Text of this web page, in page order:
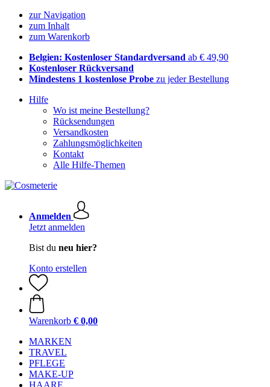
zur Navigation
zum Inhalt
zum Warenkorb
Belgien: Kostenloser Standardversand ab € 49,90
Kostenloser Rückversand
Mindestens 1 kostenlose Probe zu jeder Bestellung
Hilfe
Wo ist meine Bestellung?
Rücksendungen
Versandkosten
Zahlungsmöglichkeiten
Kontakt
Alle Hilfe-Themen
Anmelden
Jetzt anmelden
Bist du neu hier?
Konto erstellen
Warenkorb € 0,00
MARKEN
TRAVEL
PFLEGE
MAKE-UP
HAARE